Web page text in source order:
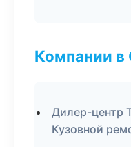
Компании в
Дилер-центр
Кузовной